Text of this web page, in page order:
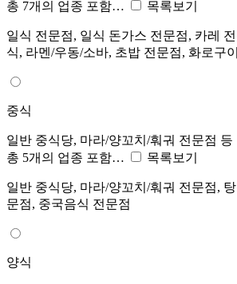
총 7개의 업종 포함… 목록보기
일식 전문점, 일식 돈가스 전문점, 카레
식, 라멘/우동/소바, 초밥 전문점, 화로구
중식
일반 중식당, 마라/양꼬치/훠궈 전문점 등
총 5개의 업종 포함…
목록보기
일반 중식당, 마라/양꼬치/훠궈 전문점,
문점, 중국음식 전문점
양식